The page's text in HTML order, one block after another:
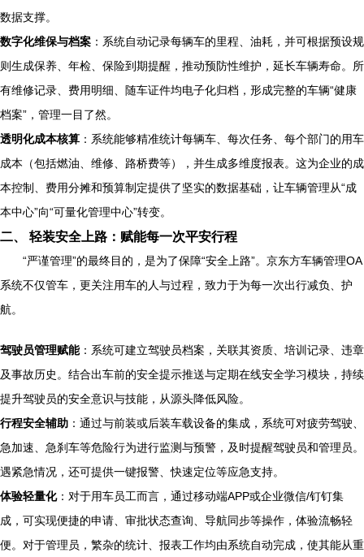
数据支撑。
数字化维保与档案 ：系统自动记录每辆车的里程、油耗，并可根据预设规
则生成保养、年检、保险到期提醒，推动预防性维护，延长车辆寿命。所
有维修记录、费用明细、随车证件均电子化归档，形成完整的车辆“健康
档案”，管理一目了然。
透明化成本核算 ：系统能够精准统计每辆车、每次任务、每个部门的用车
成本（包括燃油、维修、路桥费等），并生成多维度报表。这为企业的成
本控制、费用分摊和预算制定提供了坚实的数据基础，让车辆管理从“成
本中心”向“可量化管理中心”转变。
二、 轻装安全上路：赋能每一次平安行程
“严谨管理”的最终目的，是为了保障“安全上路”。京东方车辆管理OA
系统不仅管车，更关注用车的人与过程，致力于为每一次出行减负、护
航。
驾驶员管理赋能：系统可建立驾驶员档案，关联其资质、培训记录、违章
及事故历史。结合出车前的安全提示推送与定期在线安全学习模块，持续
提升驾驶员的安全意识与技能，从源头降低风险。
行程安全辅助 ：通过与前装或后装车载设备的集成，系统可对疲劳驾驶、
急加速、急刹车等危险行为进行监测与预警，及时提醒驾驶员和管理员。
遇紧急情况，还可提供一键报警、快速定位等应急支持。
体验轻量化：对于用车员工而言，通过移动端APP或企业微信/钉钉集
成，可实现便捷的申请、审批状态查询、导航同步等操作，体验流畅轻
便。对于管理员，繁杂的统计、报表工作均由系统自动完成，使其能从重